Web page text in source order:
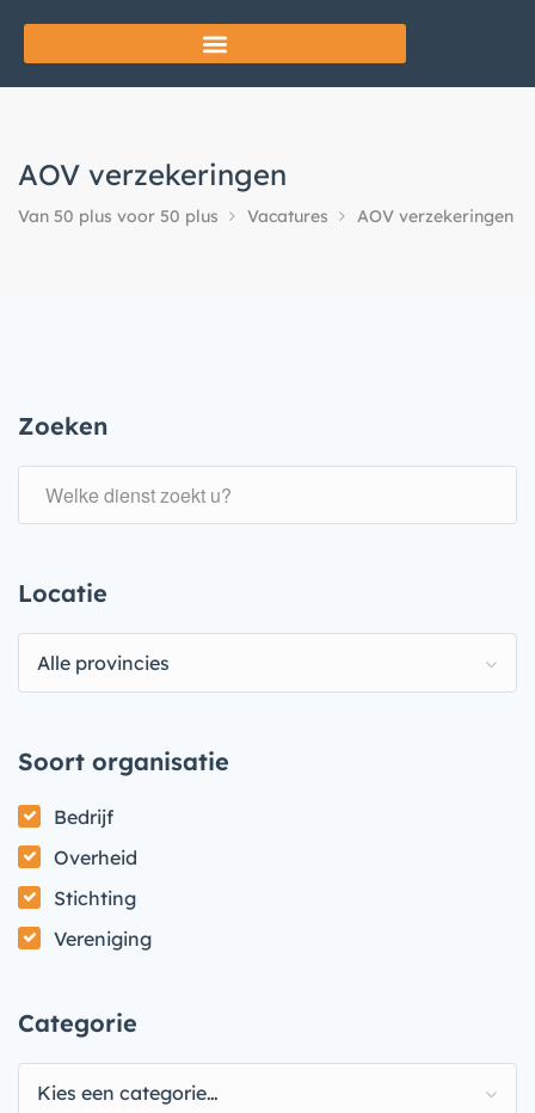
AOV verzekeringen
Van 50 plus voor 50 plus Vacatures AOV verzekeringen
Zoeken
Locatie
Alle provincies
Soort organisatie
Bedrijf
Overheid
Stichting
Vereniging
Categorie
Kies een categorie…